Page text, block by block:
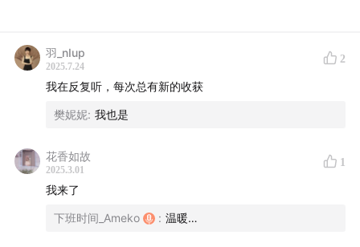
羽_nIup
2025.7.24
2
我在反复听，每次总有新的收获
樊妮妮: 我也是
花香如故
2025.3.01
1
我来了
下班时间_Ameko : 温暖…